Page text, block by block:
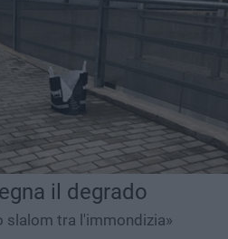
il degrado
slalom tra l'immondizia»